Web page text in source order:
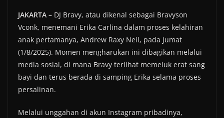
JAKARTA – DJ Bravy, atau dikenal sebagai Bravyson
Vconk, menemani Erika Carlina dalam proses kelahiran
anak pertamanya, Andrew Raxy Neil, pada Jumat
(1/8/2025). Momen mengharukan ini dibagikan melalui
media sosial, di mana Bravy terlihat memeluk erat sang
bayi dan terus berada di samping Erika selama proses
persalinan.
Melalui unggahan di akun Instagram pribadinya,